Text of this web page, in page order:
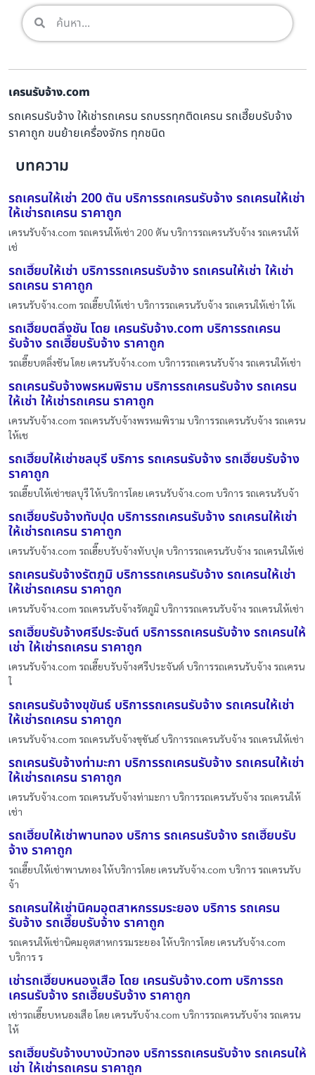
เครนรับจ้าง.com
รถเครนรับจ้าง ให้เช่ารถเครน รถบรรทุกติดเครน รถเฮี๊ยบรับจ้าง
ราคาถูก ขนย้ายเครื่องจักร ทุกชนิด
บทความ
รถเครนให้เช่า 200 ตัน บริการรถเครนรับจ้าง รถเครนให้เช่า
ให้เช่ารถเครน ราคาถูก
เครนรับจ้าง.com รถเครนให้เช่า 200 ตัน บริการรถเครนรับจ้าง รถเครนให้
เช่
รถเฮี๊ยบให้เช่า บริการรถเครนรับจ้าง รถเครนให้เช่า ให้เช่า
รถเครน ราคาถูก
เครนรับจ้าง.com รถเฮี๊ยบให้เช่า บริการรถเครนรับจ้าง รถเครนให้เช่า ให้เ
รถเฮี๊ยบตลิ่งชัน โดย เครนรับจ้าง.com บริการรถเครน
รับจ้าง รถเฮี๊ยบรับจ้าง ราคาถูก
รถเฮี๊ยบตลิ่งชัน โดย เครนรับจ้าง.com บริการรถเครนรับจ้าง รถเครนให้เช่า
รถเครนรับจ้างพรหมพิราม บริการรถเครนรับจ้าง รถเครน
ให้เช่า ให้เช่ารถเครน ราคาถูก
เครนรับจ้าง.com รถเครนรับจ้างพรหมพิราม บริการรถเครนรับจ้าง รถเครน
ให้เช
รถเฮี๊ยบให้เช่าชลบุรี บริการ รถเครนรับจ้าง รถเฮี๊ยบรับจ้าง
ราคาถูก
รถเฮี๊ยบให้เช่าชลบุรี ให้บริการโดย เครนรับจ้าง.com บริการ รถเครนรับจ้า
รถเฮี๊ยบรับจ้างทับปุด บริการรถเครนรับจ้าง รถเครนให้เช่า
ให้เช่ารถเครน ราคาถูก
เครนรับจ้าง.com รถเฮี๊ยบรับจ้างทับปุด บริการรถเครนรับจ้าง รถเครนให้เช่
รถเครนรับจ้างรัตภูมิ บริการรถเครนรับจ้าง รถเครนให้เช่า
ให้เช่ารถเครน ราคาถูก
เครนรับจ้าง.com รถเครนรับจ้างรัตภูมิ บริการรถเครนรับจ้าง รถเครนให้เช่า
รถเฮี๊ยบรับจ้างศรีประจันต์ บริการรถเครนรับจ้าง รถเครนให้
เช่า ให้เช่ารถเครน ราคาถูก
เครนรับจ้าง.com รถเฮี๊ยบรับจ้างศรีประจันต์ บริการรถเครนรับจ้าง รถเครน
ใ
รถเครนรับจ้างขุขันธ์ บริการรถเครนรับจ้าง รถเครนให้เช่า
ให้เช่ารถเครน ราคาถูก
เครนรับจ้าง.com รถเครนรับจ้างขุขันธ์ บริการรถเครนรับจ้าง รถเครนให้เช่า
รถเครนรับจ้างท่ามะกา บริการรถเครนรับจ้าง รถเครนให้เช่า
ให้เช่ารถเครน ราคาถูก
เครนรับจ้าง.com รถเครนรับจ้างท่ามะกา บริการรถเครนรับจ้าง รถเครนให้
เช่า
รถเฮี๊ยบให้เช่าพานทอง บริการ รถเครนรับจ้าง รถเฮี๊ยบรับ
จ้าง ราคาถูก
รถเฮี๊ยบให้เช่าพานทอง ให้บริการโดย เครนรับจ้าง.com บริการ รถเครนรับ
จ้า
รถเครนให้เช่านิคมอุตสาหกรรมระยอง บริการ รถเครน
รับจ้าง รถเฮี๊ยบรับจ้าง ราคาถูก
รถเครนให้เช่านิคมอุตสาหกรรมระยอง ให้บริการโดย เครนรับจ้าง.com
บริการ ร
เช่ารถเฮี๊ยบหนองเสือ โดย เครนรับจ้าง.com บริการรถ
เครนรับจ้าง รถเฮี๊ยบรับจ้าง ราคาถูก
เช่ารถเฮี๊ยบหนองเสือ โดย เครนรับจ้าง.com บริการรถเครนรับจ้าง รถเครน
ให้
รถเฮี๊ยบรับจ้างบางบัวทอง บริการรถเครนรับจ้าง รถเครนให้
เช่า ให้เช่ารถเครน ราคาถูก